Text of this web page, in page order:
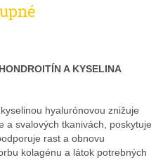
A KYSELINA
hyalurónovou znižuje
a svalových tkanivách, poskytuje
rast a obnovu
kolagénu a látok potrebných